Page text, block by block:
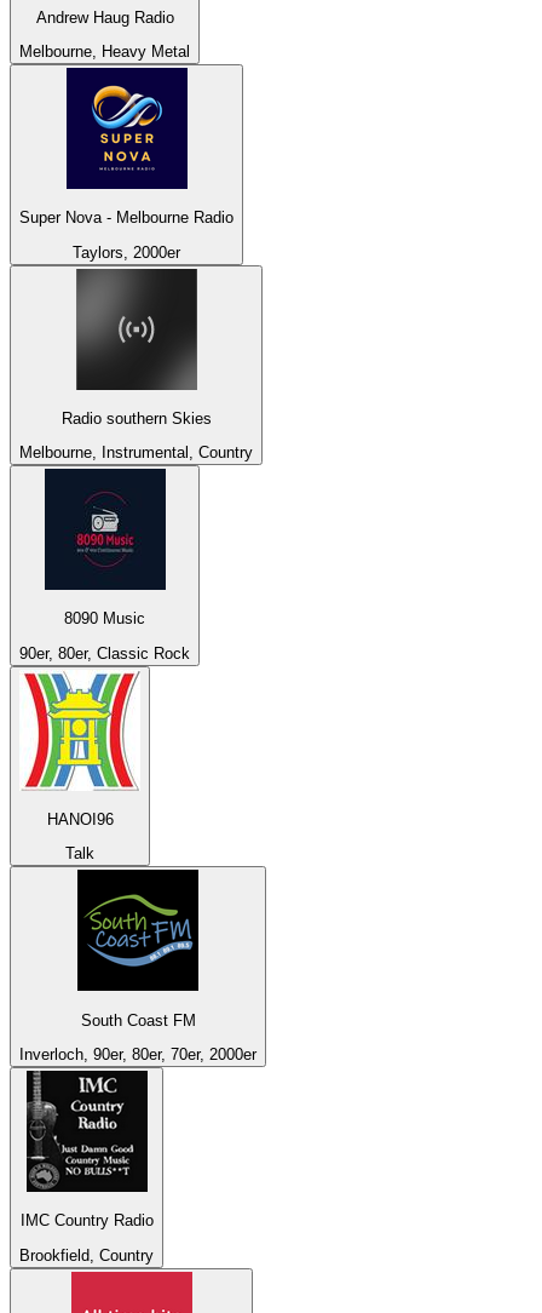
Andrew Haug Radio
Melbourne, Heavy Metal
Super Nova - Melbourne Radio
Taylors, 2000er
Radio southern Skies
Melbourne, Instrumental, Country
8090 Music
90er, 80er, Classic Rock
HANOI96
Talk
South Coast FM
Inverloch, 90er, 80er, 70er, 2000er
IMC Country Radio
Brookfield, Country